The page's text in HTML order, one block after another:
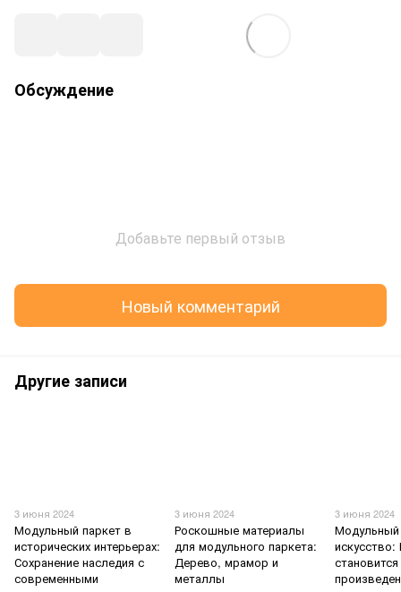
Обсуждение
Добавьте первый отзыв
Новый комментарий
Другие записи
3 июня 2024
Модульный паркет в
исторических интерьерах:
Сохранение наследия с
современными
3 июня 2024
Роскошные материалы
для модульного паркета:
Дерево, мрамор и
металлы
3 июня 2024
Модульный
становится